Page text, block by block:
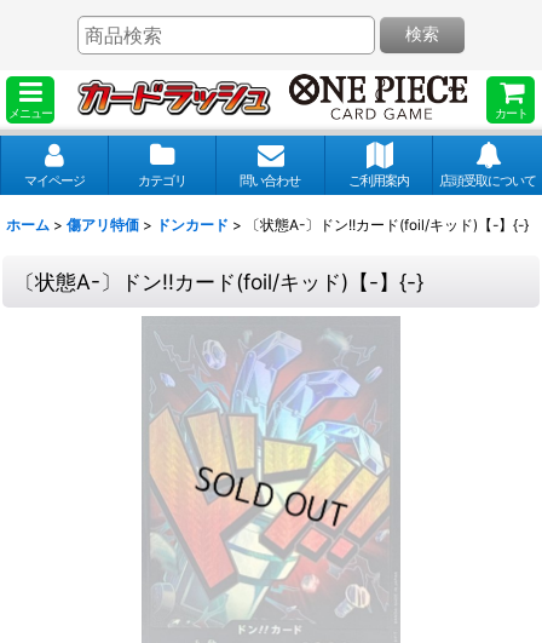
メニュー カート
検索
マイページ カテゴリ 問い合わせ ご利用案内 店頭受取について
ホーム > 傷アリ特価 > ドンカード > 〔状態A-〕ドン!!カード(foil/キッド)【-】{-}
〔状態A-〕ドン!!カード(foil/キッド)【-】{-}